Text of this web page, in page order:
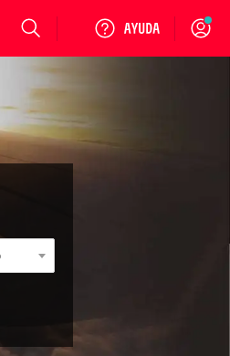
Login